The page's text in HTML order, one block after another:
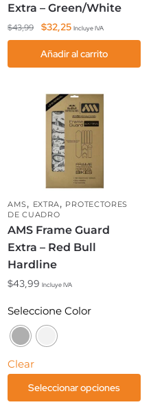
Extra – Green/White
$43,99
El
precio
original
era:
$32,25El
precio
actual
es:
Incluye IVA
Añadir al carrito
AMS, EXTRA, PROTECTORES
DE CUADRO
AMS Frame Guard
Extra – Red Bull
Hardline
$43,99 Incluye IVA
Seleccionar opciones
Este
producto
tiene
variantes.
opciones
Seleccione Color
Clear